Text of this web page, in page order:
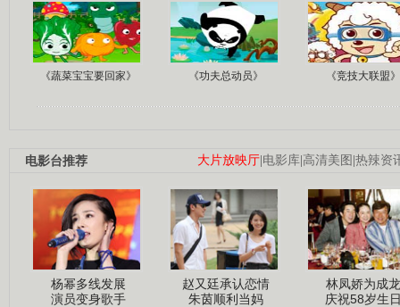
《蔬菜宝宝要回家》 《功夫总动员》 《竞技大联盟》
大片放映厅 电影库 高清美图 热辣资
电影台推荐
杨幂多线发展
演员变身歌手
赵又廷承认恋情
朱茵顺利当妈
林凤娇为成龙
庆祝58岁生